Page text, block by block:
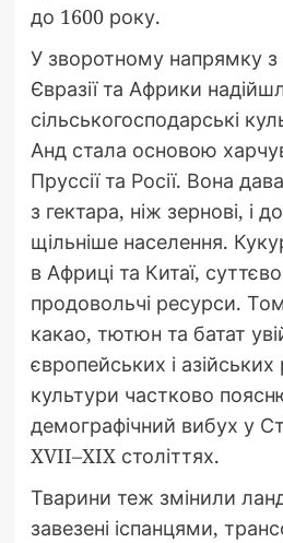
до 1600 року.
У зворотному напрямку
Євразії та Африки
сільськогосподарські
Анд стала основою
Пруссії та Росії. Вона
з гектара, ніж зернові, і
щільніше населення.
в Африці та Китаї,
продовольчі ресурси.
какао, тютюн та батат
європейських і азійських
культури частково
демографічний вибух у
XVII–XIX століттях.
Тварини теж змінили
завезені іспанцями,